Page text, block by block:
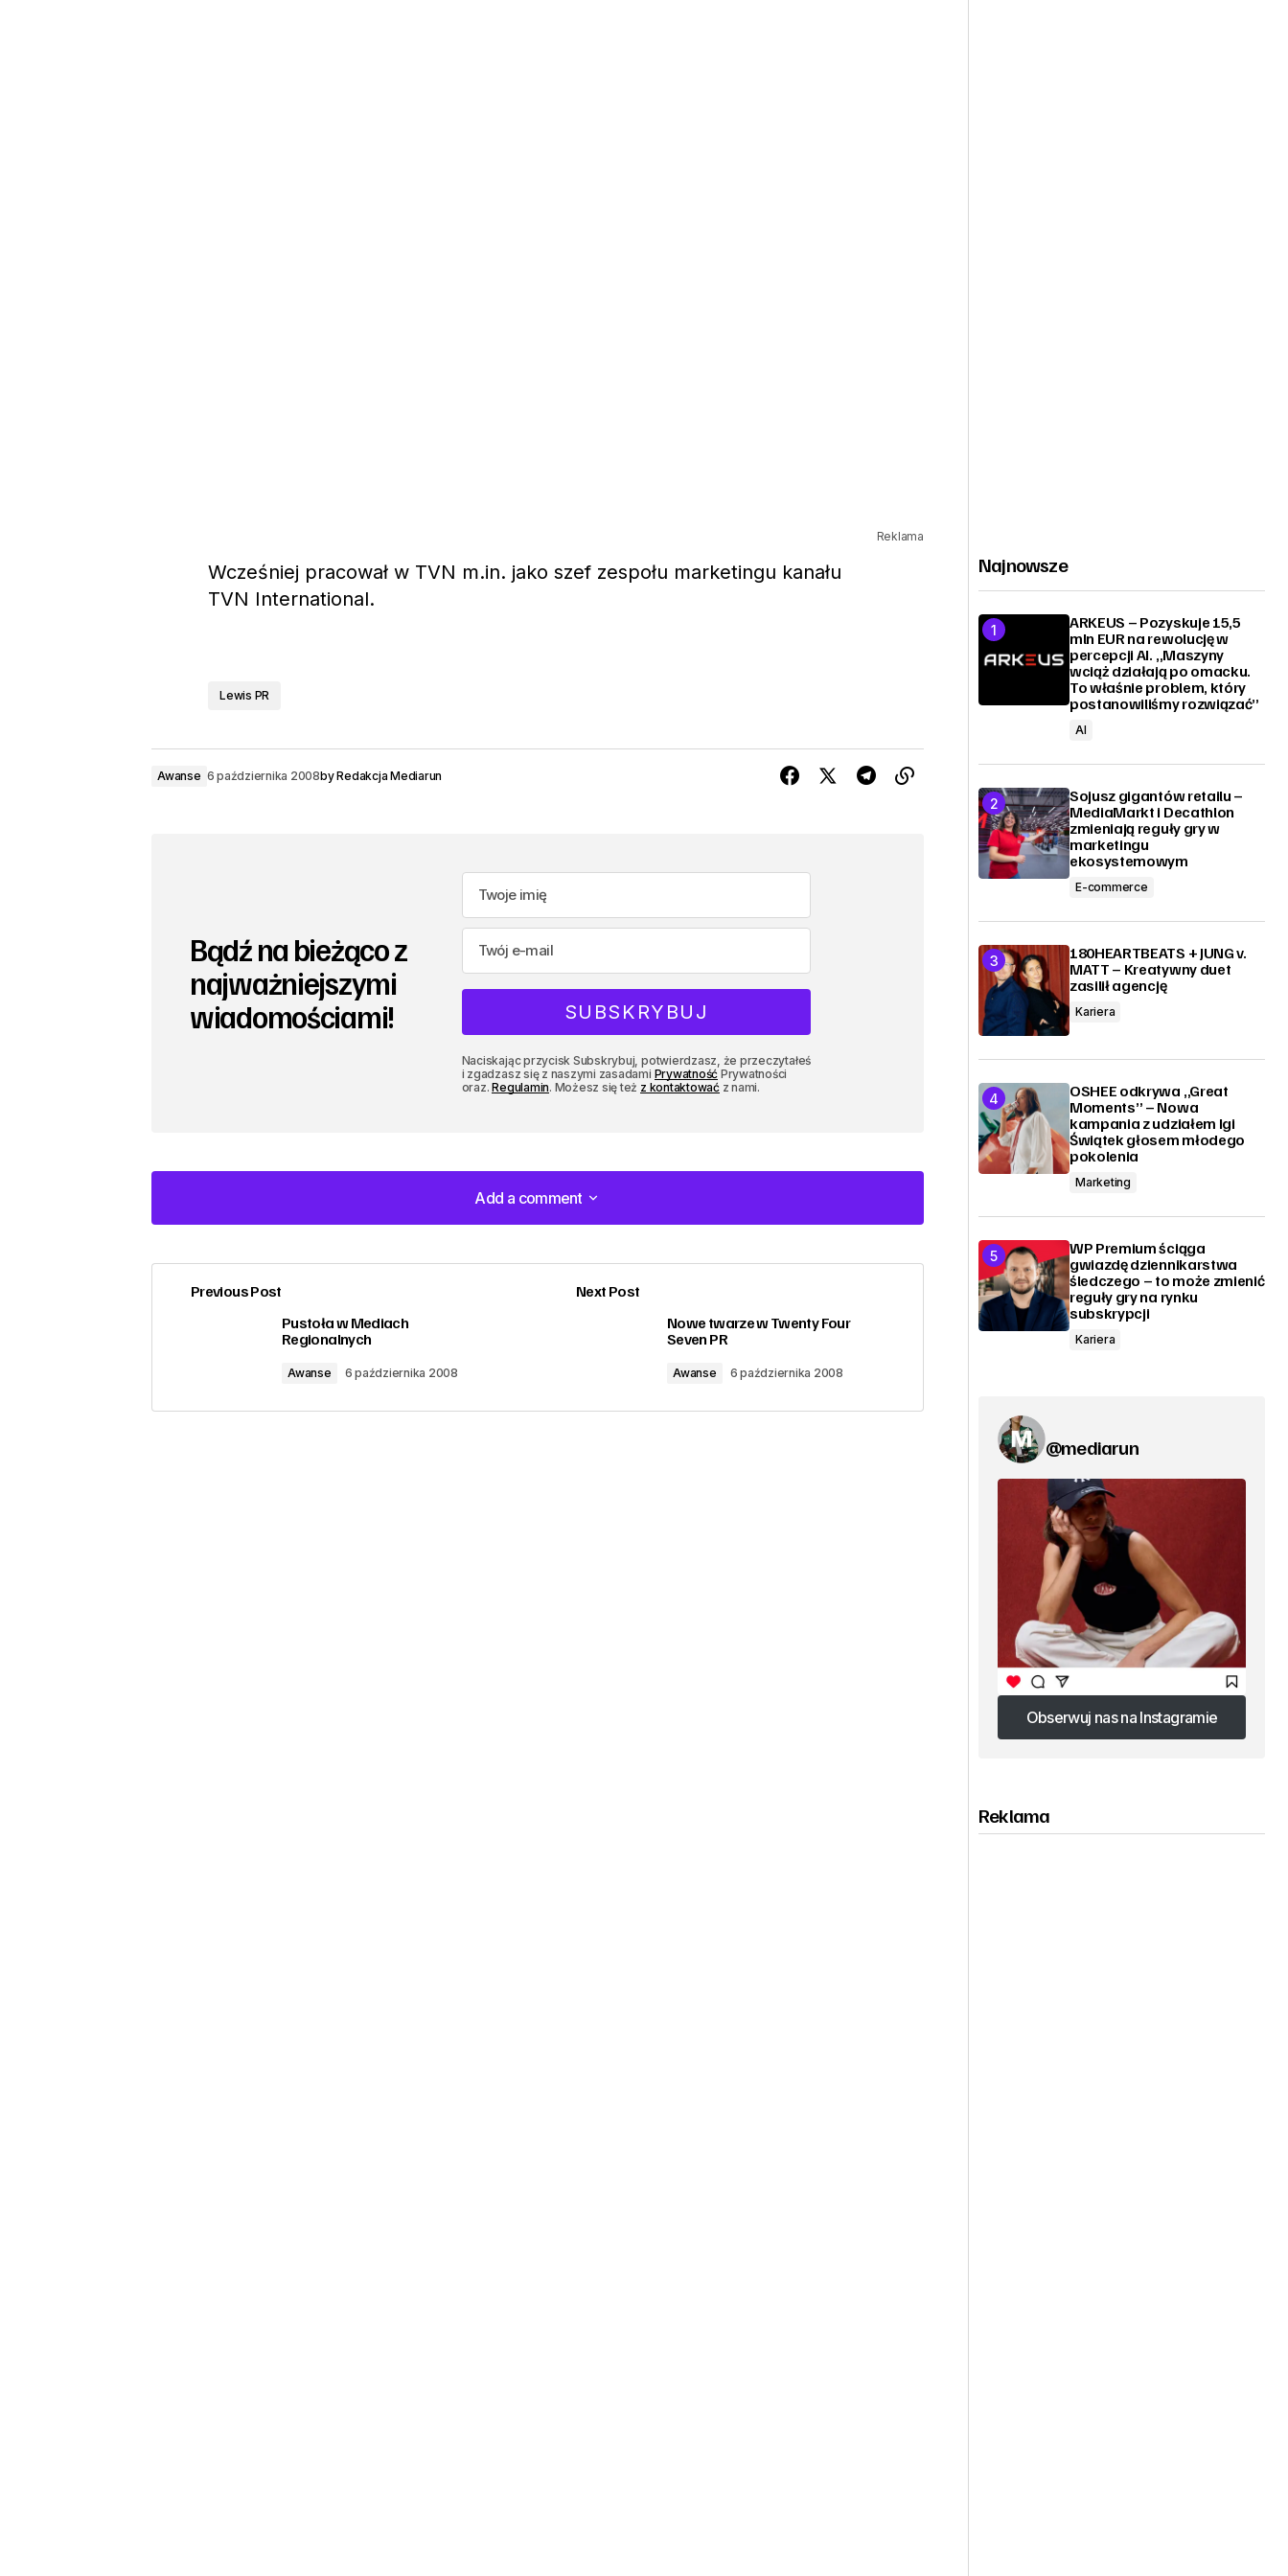
Reklama
Wcześniej pracował w TVN m.in. jako szef zespołu marketingu kanału
TVN International.
Lewis PR
Awanse 6 października 2008byRedakcja Mediarun
Bądź na bieżąco z
najważniejszymi
wiadomościami!
Naciskając przycisk Subskrybuj, potwierdzasz, że przeczytałeś
i zgadzasz się z naszymi zasadami Prywatność Prywatności
oraz.Regulamin. Możesz się też z kontaktowaćz nami.
Add a comment
Add a comment
zalogować
Previous Post
Pustoła w Mediach
Regionalnych
Awanse 6 października 2008
Next Post
Nowe twarze w Twenty Four
Seven PR
Awanse 6 października 2008
Najnowsze
ARKEUS – Pozyskuje 15,5
mln EUR na rewolucję w
percepcji AI. „Maszyny
wciąż działają po omacku.
To właśnie problem, który
postanowiliśmy rozwiązać”
AI
Sojusz gigantów retailu –
MediaMarkt i Decathlon
zmieniają reguły gry w
marketingu
ekosystemowym
E-commerce
180HEARTBEATS + JUNG v.
MATT – Kreatywny duet
zasilił agencję
Kariera
OSHEE odkrywa „Great
Moments” – Nowa
kampania z udziałem Igi
Świątek głosem młodego
pokolenia
Marketing
WP Premium ściąga
gwiazdę dziennikarstwa
śledczego – to może zmienić
reguły gry na rynku
subskrypcji
Kariera
@mediarun
Obserwuj nas na Instagramie
Obserwuj nas na Instagramie
Reklama